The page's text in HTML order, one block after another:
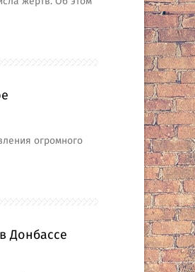
огромного
Донбассе